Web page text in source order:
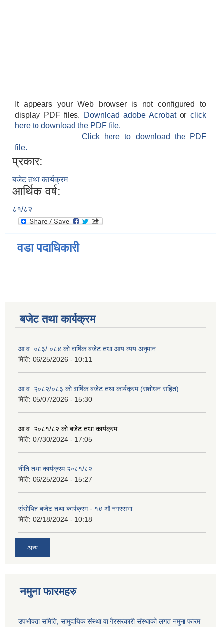
It appears your Web browser is not configured to
display PDF files.
Download adobe Acrobatorclick
here to download the PDF file.
Click here to download the PDF
file.
प्रकार:
बजेट तथा कार्यक्रम
आर्थिक वर्ष:
८१/८२
वडा पदाधिकारी
बजेट तथा कार्यक्रम
आ.व. ०८३/ ०८४ को वार्षिक बजेट तथा आय व्यय अनुमान
मिति: 06/25/2026 - 10:11
आ.व. २०८२/०८३ को वार्षिक बजेट तथा कार्यक्रम (संशोधन सहित)
मिति: 05/07/2026 - 15:30
आ.व. २०८१/८२ को बजेट तथा कार्यक्रम
मिति: 07/30/2024 - 17:05
नीति तथा कार्यक्रम २०८१/८२
मिति: 06/25/2024 - 15:27
संसोधित बजेट तथा कार्यक्रम - १४ औं नगरसभा
मिति: 02/18/2024 - 10:18
अन्य
नमुना फारमहरु
उपभोक्ता समिति, सामुदायिक संस्था वा गैरसरकारी संस्थाको लगत नमुना फारम